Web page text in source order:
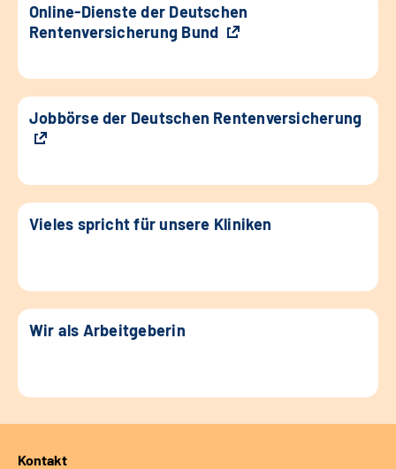
Online-Dienste der Deutschen
Rentenversicherung Bund
Jobbörse der Deutschen Rentenversicherung
Vieles spricht für unsere Kliniken
Wir als Arbeitgeberin
Kontakt